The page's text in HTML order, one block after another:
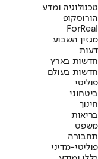
טכנולוגיה ומדע
הורוסקופ
ForReal
מגזין השבוע
דעות
חדשות בארץ
חדשות בעולם
פוליטי
ביטחוני
חינוך
בריאות
משפט
תחבורה
פוליטי-מדיני